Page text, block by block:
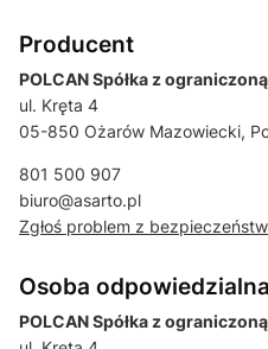
Producent
POLCAN Spółka z
ul. Kręta 4
05-850 Ożarów Mazowiecki,
801 500 907
biuro@asarto.pl
Zgłoś problem z
Osoba
POLCAN Spółka z